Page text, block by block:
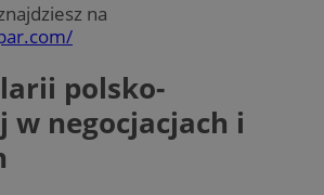
na
polsko-
w negocjacjach i